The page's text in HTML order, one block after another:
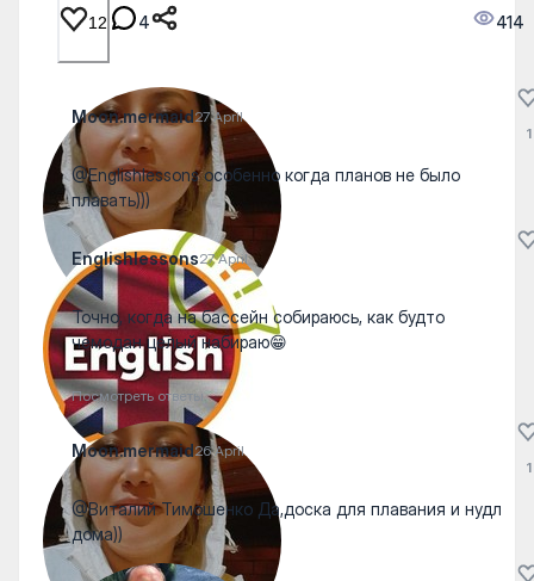
12 4 414
Moon.mermaid27 April
@Englishlessons особенно когда планов не было
плавать)))
1
Englishlessons27 April
Точно, когда на бассейн собираюсь, как будто
чемодан целый набираю😁
Посмотреть ответы
Moon.mermaid26 April
@Виталий Тимошенко Да,доска для плавания и нудл
дома))
1